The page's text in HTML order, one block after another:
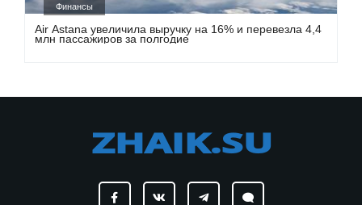
Финансы
Air Astana увеличила выручку на 16% и перевезла 4,4
млн пассажиров за полгодие